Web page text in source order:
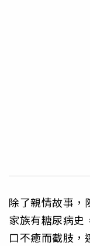
除了親情故事，
家族有糖尿病史
口不癒而截肢，